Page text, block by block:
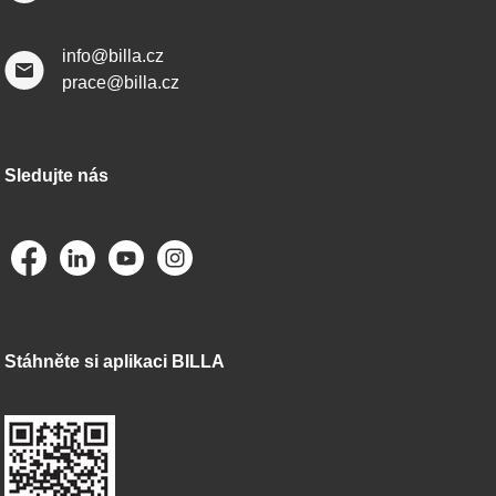
info@billa.cz
prace@billa.cz
Sledujte nás
Stáhněte si aplikaci BILLA